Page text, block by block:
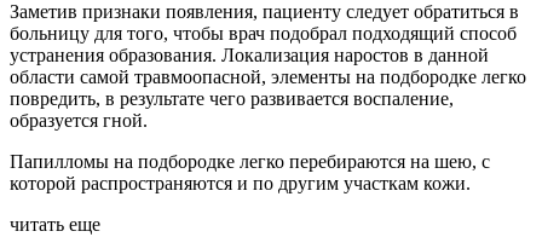
Заметив признаки появления, пациенту следует обратиться в
больницу для того, чтобы врач подобрал подходящий способ
устранения образования. Локализация наростов в данной
области самой травмоопасной, элементы на подбородке легко
повредить, в результате чего развивается воспаление,
образуется гной.
Папилломы на подбородке легко перебираются на шею, с
которой распространяются и по другим участкам кожи.
читать еще